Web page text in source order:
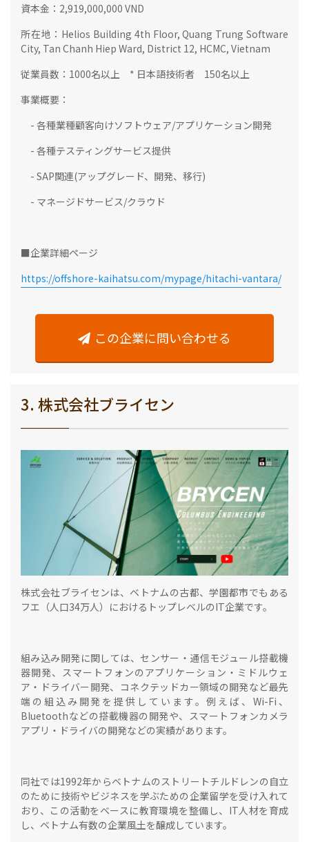
資本金：2,919,000,000 VND
所在地：Helios Building 4th Floor, Quang Trung Software
City, Tan Chanh Hiep Ward, District 12, HCMC, Vietnam
従業員数：1000名以上 * 日本語技術者 150名以上
事業概要：
- 各種業種顧客向けソフトウェア/アプリケーション開発
- 各種テスティングサービス提供
- SAP関連(アップグレード、開発、移行)
- マネージドサービス/クラウド
■企業詳細ページ
https://offshore-kaihatsu.com/mypage/hitachi-vantara/
この企業に問い合わせる
3. 株式会社ブライセン
株式会社ブライセンは、ベトナムの古都、学園都市でもある
フエ（人口34万人）におけるトップレベルのIT企業です。
組み込み開発に関しては、センサー・通信モジュール搭載機
器開発、スマートフォンのアプリケーション・ミドルウェ
ア・ドライバー開発、コネクテッドカー領域の開発など最先
端の組込み開発を提供しています。例えば、Wi-Fi、
Bluetoothなどの搭載機器の開発や、スマートフォンカメラ
アプリ・ドライバの開発などの実績があります。
同社では1992年からベトナムのストリートチルドレンの自立
のために技術やビジネスを学ぶための企業留学を受け入れて
おり、この活動をベースに教育環境を整備し、IT人材を育成
し、ベトナム有数の企業風土を醸成しています。